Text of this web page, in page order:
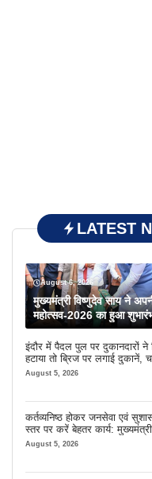
LATEST
August 6, 2026
मुख्यमंत्री विष्णुदेव साय ने
महोत्सव-2026 का हुआ
इंदौर में पैदल पुल पर दुकानदारों
हटाया तो ब्रिज पर लगाई दुकानें,
मिल रही
August 5, 2026
कर्तव्यनिष्ठ होकर जनसेवा एवं
स्तर पर करें बेहतर कार्य:
August 5, 2026